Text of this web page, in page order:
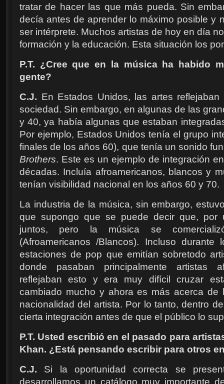
tratar de hacer las que más pueda. Sin
decía antes de aprender lo máximo posible y
ser intérprete. Muchos artistas de hoy en día
formación y la educación. Esta situación los
P.T. ¿Cree que en la música ha habido
gente?
C.J. En Estados Unidos, las artes
sociedad. Sin embargo, en algunas de las
y 40, ya había algunas que estaban
Por ejemplo, Estados Unidos tenía el grupo
finales de los años 60), que tenía un sonido
Brothers. Este es un ejemplo de integración
décadas. Incluía afroamericanos, blancos y
tenían visibilidad nacional en los años 60 y 70.
La industria de la música, sin embargo,
que supongo que se puede decir que, por
juntos, pero la música se
(Afroamericanos /Blancos). Incluso
estaciones de pop que emitían sobretodo
donde pasaban principalmente artistas
reflejaban esto y era muy difícil cruzar
cambiado mucho y ahora es más acerca
nacionalidad del artista. Por lo tanto, dentro
cierta integración antes de que el público lo
P.T. Usted escribió en el pasado para
Khan. ¿Está pensando escribir para otros
C.J. Si la oportunidad correcta se
desarrollamos un catálogo muy importante